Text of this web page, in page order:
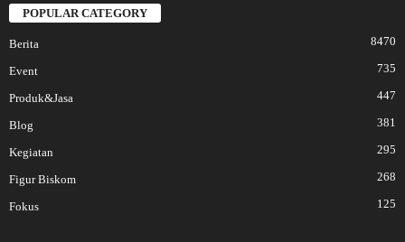
POPULAR CATEGORY
Berita 8470
Event 735
Produk&Jasa 447
Blog 381
Kegiatan 295
Figur Biskom 268
Fokus 125